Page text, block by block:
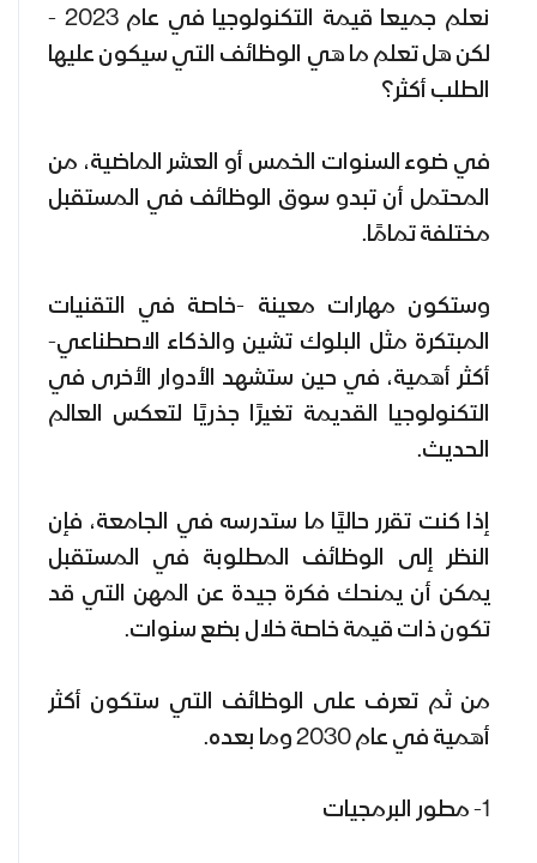
نعلم جميعا قيمة التكنولوجيا في عام 2023 -
لكن هل تعلم ما هي الوظائف التي سيكون عليها
الطلب أكثر؟
في ضوء السنوات الخمس أو العشر الماضية، من
المحتمل أن تبدو سوق الوظائف في المستقبل
مختلفة تمامًا.
وستكون مهارات معينة -خاصة في التقنيات
المبتكرة مثل البلوك تشين والذكاء الاصطناعي-
أكثر أهمية، في حين ستشهد الأدوار الأخرى في
التكنولوجيا القديمة تغيرًا جذريًا لتعكس العالم
الحديث.
إذا كنت تقرر حاليًا ما ستدرسه في الجامعة، فإن
النظر إلى الوظائف المطلوبة في المستقبل
يمكن أن يمنحك فكرة جيدة عن المهن التي قد
تكون ذات قيمة خاصة خلال بضع سنوات.
من ثم تعرف على الوظائف التي ستكون أكثر
أهمية في عام 2030 وما بعده.
1- مطور البرمجيات